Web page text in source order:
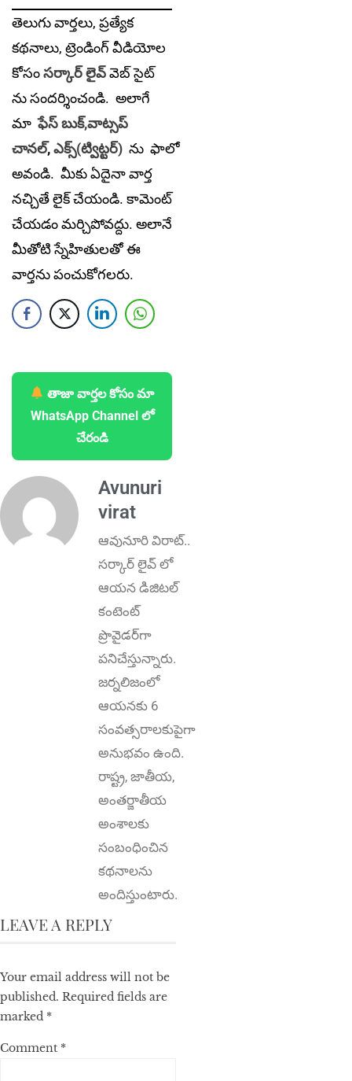
తెలుగు వార్తలు, ప్రత్యేక
కథనాలు, ట్రెండింగ్ వీడియోల
కోసంసర్కార్ లైవ్వెబ్ సైట్
ను సందర్శించండి. అలాగే
మాఫేస్ బుక్,వాట్సప్
చానల్,ఎక్స్(ట్విట్టర్) ను ఫాలో
అవండి. మీకు ఏదైనా వార్త
నచ్చితే లైక్ చేయండి. కామెంట్
చేయడం మర్చిపోవద్దు. అలానే
మీతోటి స్నేహితులతో ఈ
వార్తను పంచుకోగలరు.
తాజా వార్తల కోసం మా
WhatsApp Channel లో
చేరండి
Avunuri
virat
ఆవునూరి విరాట్..
స‌ర్కార్ లైవ్ లో
ఆయ‌న డిజిట‌ల్
కంటెంట్
ప్రొవైడ‌ర్‌గా
ప‌నిచేస్తున్నారు.
జర్నలిజంలో
ఆయ‌న‌కు 6
సంవ‌త్స‌రాలకుపైగా
అనుభవం ఉంది.
రాష్ట్ర‌, జాతీయ,
అంత‌ర్జాతీయ
అంశాల‌కు
సంబంధించిన
క‌థ‌నాల‌ను
అందిస్తుంటారు.
LEAVE A REPLY
Your email address will not be
published. Required fields are
marked *
Comment *